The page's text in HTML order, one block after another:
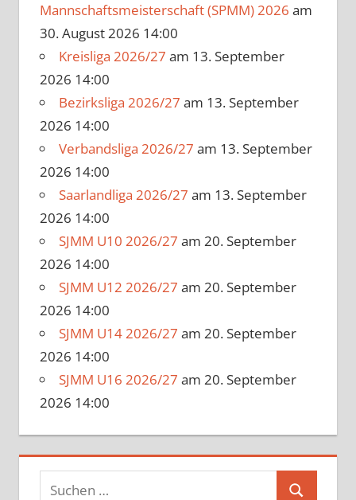
Mannschaftsmeisterschaft (SPMM) 2026 am
30. August 2026 14:00
Kreisliga 2026/27 am 13. September
2026 14:00
Bezirksliga 2026/27 am 13. September
2026 14:00
Verbandsliga 2026/27 am 13. September
2026 14:00
Saarlandliga 2026/27 am 13. September
2026 14:00
SJMM U10 2026/27 am 20. September
2026 14:00
SJMM U12 2026/27 am 20. September
2026 14:00
SJMM U14 2026/27 am 20. September
2026 14:00
SJMM U16 2026/27 am 20. September
2026 14:00
Suchen